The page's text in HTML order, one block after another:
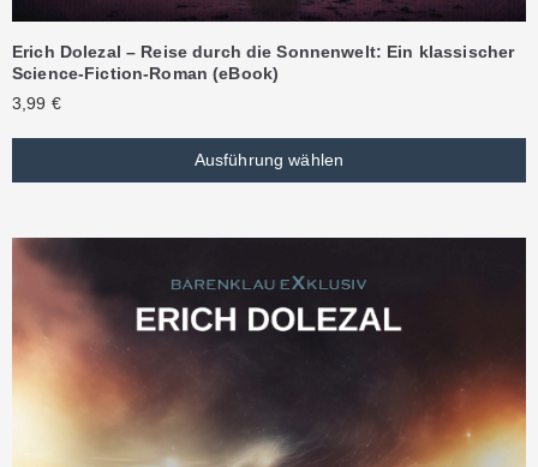
Erich Dolezal – Reise durch die Sonnenwelt: Ein klassischer
Science-Fiction-Roman (eBook)
3,99 €
Ausführung wählen